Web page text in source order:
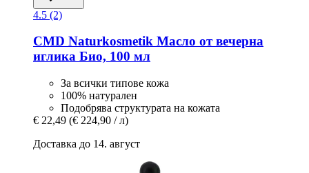
4.5 (2)
CMD Naturkosmetik Масло от вечерна
иглика Био, 100 мл
За всички типове кожа
100% натурален
Подобрява структурата на кожата
€ 22,49 (€ 224,90 / л)
Доставка до 14. август